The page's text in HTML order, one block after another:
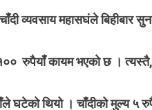
मूल्य
रुपैयाँले
व्यवसाय महासघंले बिहीबार
रुपैयाँ कायम भएको छ ।
थियो । चाँदीको मुल्य ५